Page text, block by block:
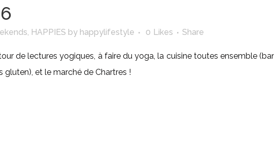
HAPPIES by happylifestyle 0 Likes Share
de lectures yogiques, à faire du yoga, la cuisine toutes ensemble
gluten), et le marché de Chartres !